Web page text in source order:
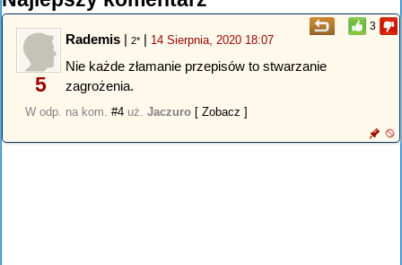
3
5
Rademis | 2* | 14 Sierpnia, 2020 18:07
Nie każde złamanie przepisów to stwarzanie
zagrożenia.
W odp. na kom. #4 uż. Jaczuro [ Zobacz ]